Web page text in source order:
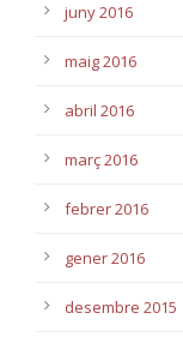
juny 2016
maig 2016
abril 2016
març 2016
febrer 2016
gener 2016
desembre 2015